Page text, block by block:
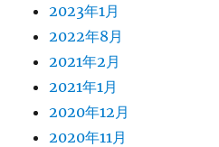
2023年1月
2022年8月
2021年2月
2021年1月
2020年12月
2020年11月